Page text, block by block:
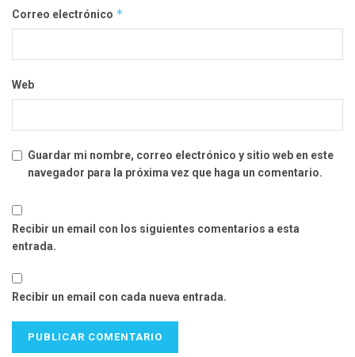
Correo electrónico *
Web
Guardar mi nombre, correo electrónico y sitio web en este
navegador para la próxima vez que haga un comentario.
Recibir un email con los siguientes comentarios a esta
entrada.
Recibir un email con cada nueva entrada.